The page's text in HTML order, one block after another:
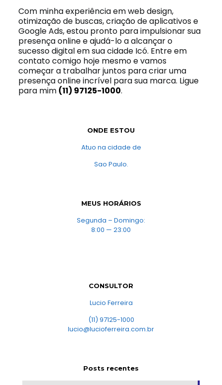
Com minha experiência em web design,
otimização de buscas, criação de aplicativos e
Google Ads, estou pronto para impulsionar sua
presença online e ajudá-lo a alcançar o
sucesso digital em sua cidade Icó. Entre em
contato comigo hoje mesmo e vamos
começar a trabalhar juntos para criar uma
presença online incrível para sua marca. Ligue
para mim (11) 97125-1000.
ONDE ESTOU
Atuo na cidade de
Sao Paulo.
MEUS HORÁRIOS
Segunda – Domingo:
8:00 — 23:00
CONSULTOR
Lucio Ferreira
(11) 97125-1000
lucio@lucioferreira.com.br
Posts recentes